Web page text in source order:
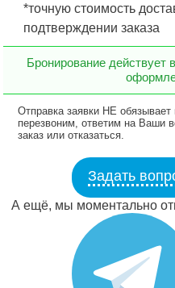
*точную стоимость
подтверждении заказа
Бронирование действует
Отправка заявки НЕ
перезвоним, ответим на Ваши
заказ или отказаться.
Задать
А ещё, мы моментально